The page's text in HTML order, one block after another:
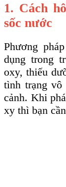
1. Cách
sốc nước
Phương
dụng trong
oxy, thiếu
tình trạng vô
cảnh. Khi
xy thì bạn